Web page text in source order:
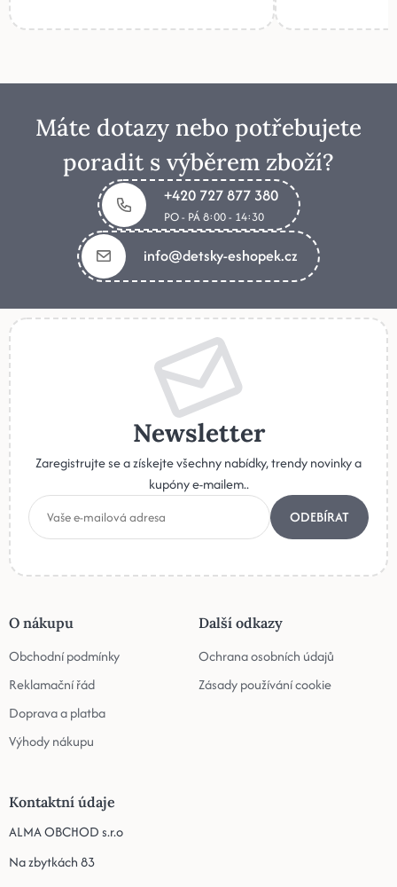
Máte dotazy nebo potřebujete
poradit s výběrem zboží?
+420 727 877 380
PO - PÁ 8:00 - 14:30
info@detsky-eshopek.cz
Newsletter
Zaregistrujte se a získejte všechny nabídky, trendy novinky a
kupóny e-mailem..
ODEBÍRAT
O nákupu
Obchodní podmínky
Reklamační řád
Doprava a platba
Výhody nákupu
Další odkazy
Ochrana osobních údajů
Zásady používání cookie
Kontaktní údaje
ALMA OBCHOD s.r.o
Na zbytkách 83